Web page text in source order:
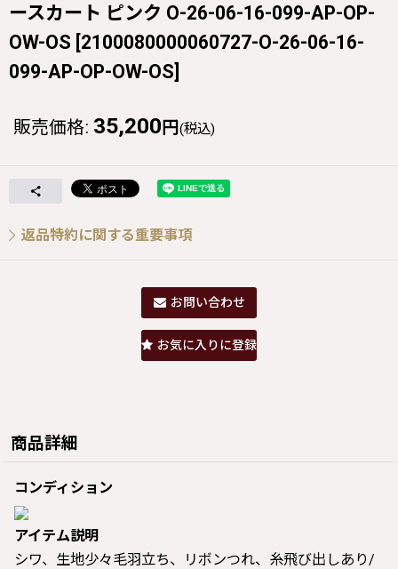
ースカート ピンク O-26-06-16-099-AP-OP-
OW-OS [2100080000060727-O-26-06-16-
099-AP-OP-OW-OS]
販売価格: 35,200 円 (税込)
返品特約に関する重要事項
お問い合わせ
お気に入りに登録
商品詳細
コンディション
アイテム説明
シワ、生地少々毛羽立ち、リボンつれ、糸飛び出しあり/